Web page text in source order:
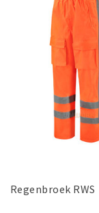
Regenbroek RWS